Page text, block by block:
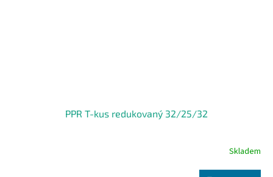
PPR T-kus redukovaný 32/25/32
Skladem